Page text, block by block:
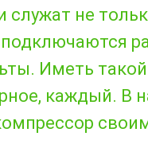
служат не
Иметь
каждый. В